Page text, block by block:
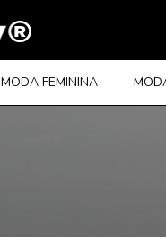
MODA FEMININA